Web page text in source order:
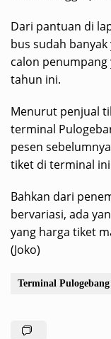
Dari pantuan di
bus sudah
calon
tahun ini.
Menurut penjual
terminal
pesen
tiket di terminal
Bahkan dari
bervariasi, ada
yang harga tiket
(Joko)
Terminal